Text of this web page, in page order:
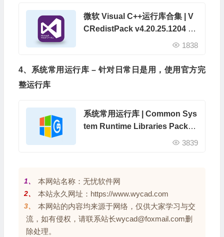
微软 Visual C++运行库合集 | V
CRedistPack v4.20.25.1204 by
1838
4、系统常用运行库 – 针对日常日是用，使用官方完
整运行库
系统常用运行库 | Common Sys
tem Runtime Libraries Packag
e (CSRLPackage) v1.5.26.060
3839
1、 本网站名称：无忧软件网
2、 本站永久网址：https://www.wycad.com
3、
本网站的内容均来源于网络，仅供大家学习与交
流，如有侵权，请联系站长wycad@foxmail.com删
除处理。